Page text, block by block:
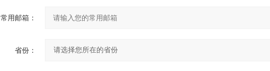
常用邮箱：
省份：